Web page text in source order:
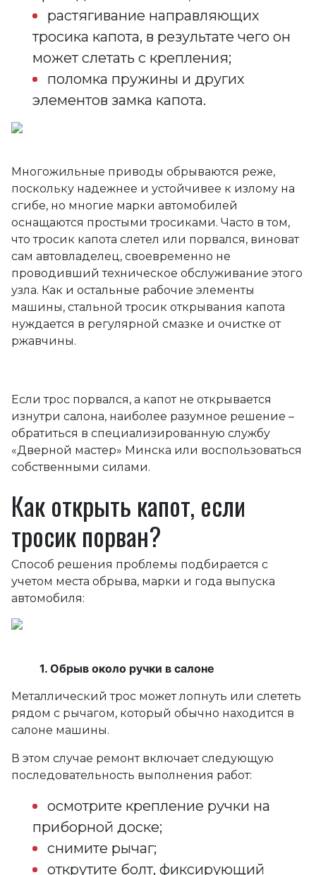
растягивание направляющих
тросика капота, в результате чего он
может слетать с крепления;
поломка пружины и других
элементов замка капота.
Многожильные приводы обрываются реже,
поскольку надежнее и устойчивее к излому на
сгибе, но многие марки автомобилей
оснащаются простыми тросиками. Часто в том,
что тросик капота слетел или порвался, виноват
сам автовладелец, своевременно не
проводивший техническое обслуживание этого
узла. Как и остальные рабочие элементы
машины, стальной тросик открывания капота
нуждается в регулярной смазке и очистке от
ржавчины.
Если трос порвался, а капот не открывается
изнутри салона, наиболее разумное решение –
обратиться в специализированную службу
«Дверной мастер» Минска или воспользоваться
собственными силами.
Как открыть капот, если
тросик порван?
Способ решения проблемы подбирается с
учетом места обрыва, марки и года выпуска
автомобиля:
Обрыв около ручки в салоне
Металлический трос может лопнуть или слететь
рядом с рычагом, который обычно находится в
салоне машины.
В этом случае ремонт включает следующую
последовательность выполнения работ:
осмотрите крепление ручки на
приборной доске;
снимите рычаг;
открутите болт, фиксирующий